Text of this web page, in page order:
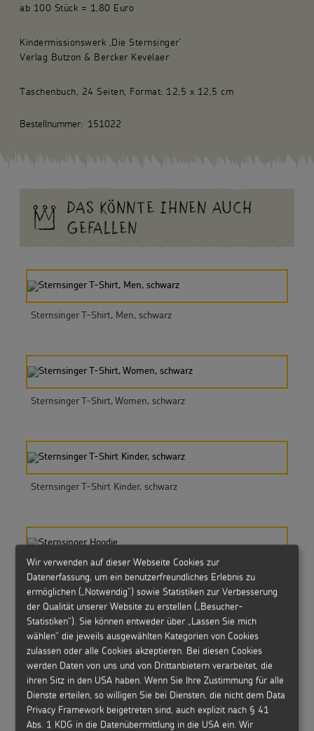
ab 100 Stück = 1,80 Euro
Kindermissionswerk ‚Die Sternsinger‘
Verlag Butzon & Bercker Kevelaer
Taschenbuch, 24 Seiten, Format: 12,5 x 12,5 cm
Bestellnummer: 151022
DAS KÖNNTE IHNEN AUCH
GEFALLEN
Sternsinger T-Shirt, Men, schwarz
Sternsinger T-Shirt, Women, schwarz
Sternsinger T-Shirt Kinder, schwarz
Sternsinger Hoodie
Sternsinger Hoodie Kinder
Wir verwenden auf dieser Webseite Cookies zur
Datenerfassung, um ein benutzerfreundliches Erlebnis zu
ermöglichen („Notwendig“) sowie Statistiken zur Verbesserung
der Qualität unserer Website zu erstellen („Besucher-
Statistiken“). Sie können entweder über „Lassen Sie mich
wählen“ die jeweils ausgewählten Kategorien von Cookies
zulassen oder alle Cookies akzeptieren. Bei diesen Cookies
werden Daten von uns und von Drittanbietern verarbeitet, die
ihren Sitz in den USA haben. Wenn Sie Ihre Zustimmung für alle
Dienste erteilen, so willigen Sie bei Diensten, die nicht dem Data
Privacy Framework beigetreten sind, auch explizit nach § 41
Abs. 1 KDG in die Datenübermittlung in die USA ein. Wir